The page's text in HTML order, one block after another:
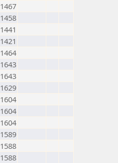
1467
1458
1441
1421
1464
1643
1643
1629
1604
1604
1604
1589
1588
1588